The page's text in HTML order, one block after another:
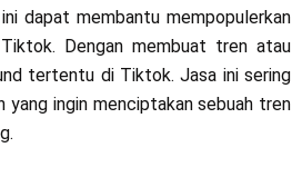
dapat membantu mempopulerkan
Dengan membuat tren atau
tertentu di Tiktok. Jasa ini sering
yang ingin menciptakan sebuah tren